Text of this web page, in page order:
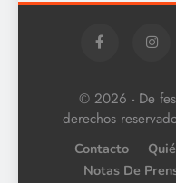
© 2026 - De
derechos
Contacto
Notas De